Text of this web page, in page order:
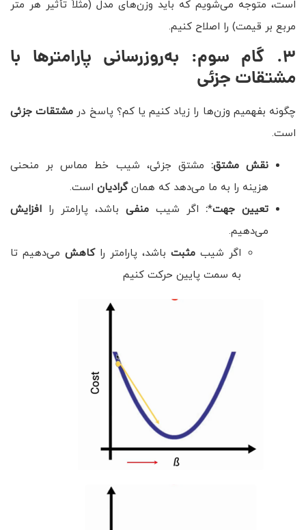
است، متوجه می‌شویم که باید وزن‌های مدل (مثلاً تأثیر هر متر
مربع بر قیمت) را اصلاح کنیم.
۳. گام سوم: به‌روزرسانی پارامترها با
مشتقات جزئی
چگونه بفهمیم وزن‌ها را زیاد کنیم یا کم؟ پاسخ در مشتقات جزئی
است.
نقش مشتق: مشتق جزئی، شیب خط مماس بر منحنی
هزینه را به ما می‌دهد که همانگرادیان است.
تعیین جهت*
: اگر شیب منفی باشد، پارامتر را افزایش
می‌دهیم.
اگر شیب مثبت باشد، پارامتر راکاهش می‌دهیم تا
به سمت پایین حرکت کنیم